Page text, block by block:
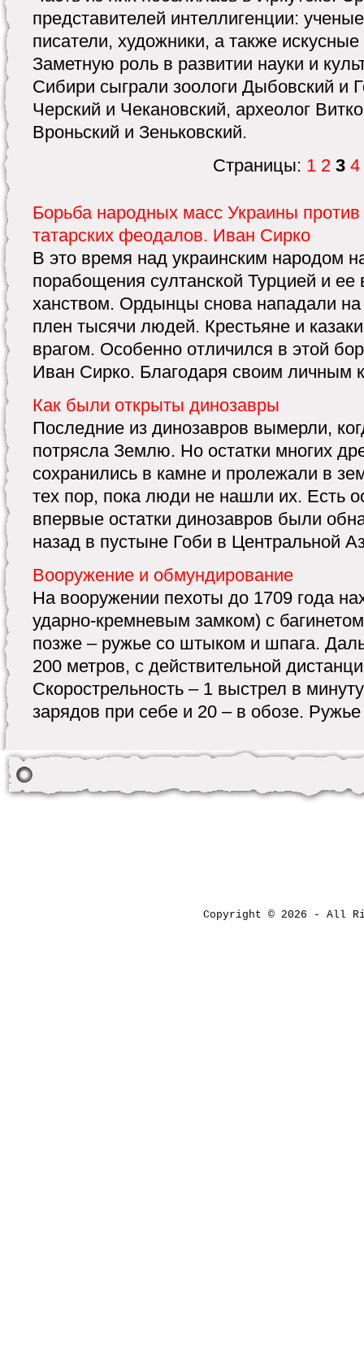
представителей интеллигенции:
писатели, художники, а также
Заметную роль в развитии науки и
Сибири сыграли зоологи Дыбовский и
Черский и Чекановский, археолог
Вроньский и Зеньковский.
Страницы: 1 2 3 4
Борьба народных масс Украины против
татарских феодалов. Иван Сирко
В это время над украинским народом
порабощения султанской Турцией и
ханством. Ордынцы снова нападали на
плен тысячи людей. Крестьяне и
врагом. Особенно отличился в этой
Иван Сирко. Благодаря своим личным
Как были открыты динозавры
Последние из динозавров вымерли,
потрясла Землю. Но остатки многих
сохранились в камне и пролежали в
тех пор, пока люди не нашли их. Есть
впервые остатки динозавров бы­ли
назад в пустыне Гоби в Цент­ральной
Вооружение и обмундирование
На вооружении пехоты до 1709 года
ударно-кремневым замком) с
позже – ружье со штыком и шпага.
200 метров, с действительной
Скорострельность – 1 выстрел в
зарядов при себе и 20 – в обозе.
Copyright © 2026 - All